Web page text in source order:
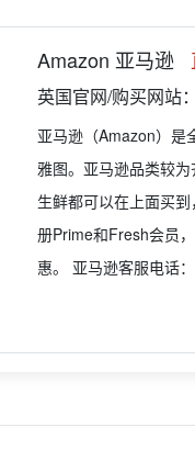
Amazon 亚马逊
英国官网/购买网站：
亚马逊（Amazon）是
雅图。亚马逊品类较
生鲜都可以在上面买
册Prime和Fresh会员
惠。 亚马逊客服电话